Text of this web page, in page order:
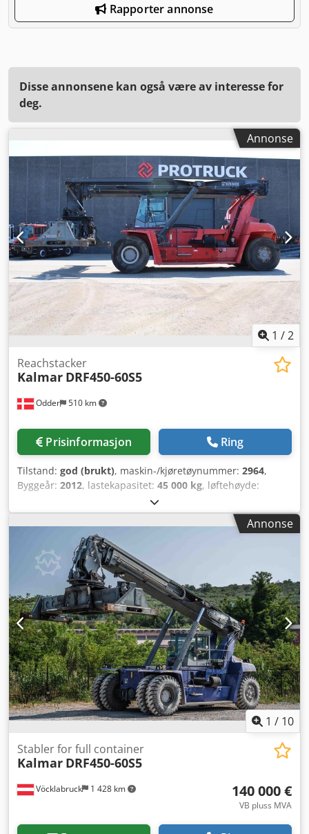
Rapporter annonse
Disse annonsene kan også være av interesse for
deg.
Annonse
1 /2
Odder 510 km
Reachstacker
Kalmar DRF450-60S5
Prisinformasjon Ring
Tilstand: god (brukt), maskin-/kjøretøynummer: 2964,
Byggeår: 2012, lastekapasitet: 45 000 kg, løftehøyde:
teleskopisk
mm, total bredde:4 160 mm, driftsvekt:70 500 kg,
ytterligere utstyrsfunksjoner:Warning triangle, Hydraulic
, Utstyr:belysning
Uniktruck Hjultype – drivhjul: Pneumatisk Hjultype –
styrehjul: Pneumatisk Hjulstørrelse – drivhjul: 18.00-25
Hjulstørrelse – styrehjul: 18.00-25 Dedeyuh Abjpfx Aqwjck
Annonse
1 / 10
Vöcklabruck 1 428 km
Stabler for full container
Kalmar DRF450-60S5
140 000 €
VB pluss MVA